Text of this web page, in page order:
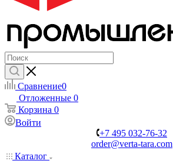
Сравнение0
Отложенные 0
Корзина 0
Войти
+7 495 032-76-32
order@verta-tara.com
Каталог